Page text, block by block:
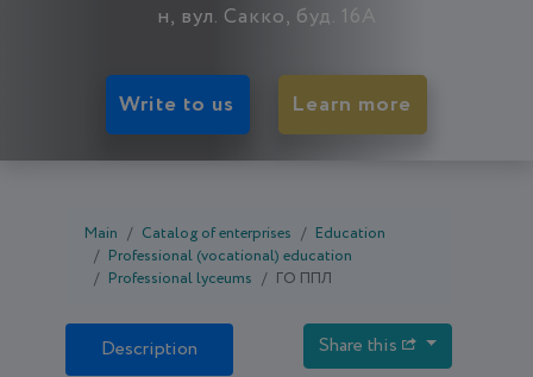
н, вул. Сакко, буд. 16А
Write to us Learn more
Main Catalog of enterprises
Education
Professional (vocational) education
Professional lyceums
ГО ППЛ
Description Share this